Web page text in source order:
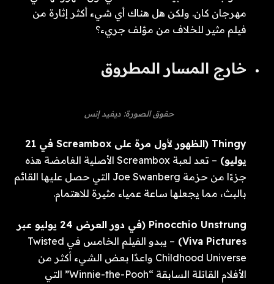
مهرجان كان. ولكن هل هناك أي شيء أكثر إثارة من
فيلم مثير للخلاف من مؤلف جريء؟
خارج المسار المطروق
حقوق الصورة: ديفيد إنس
Thingy (الظهور لأول مرة على Screambox في 21
يوليو)
– تعد لعبة Screambox الأصلية الغامضة هذه
جزءًا من حزمة Joe Swanberg التي حصل عليها القائم
بالبث، مما يجعلها ساعة عمياء مثيرة للاهتمام.
Pinocchio Unstrung (في دور العرض 24 يوليو عبر
Viva Pictures)
– يبدو الفيلم الخامس في Twisted
Childhood Universe واعدًا بعض الشيء أكثر من
الأفلام القاتلة السابقة “Winnie-the-Pooh” التي